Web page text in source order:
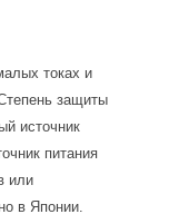
токах и
защиты
источник
питания
или
в Японии.